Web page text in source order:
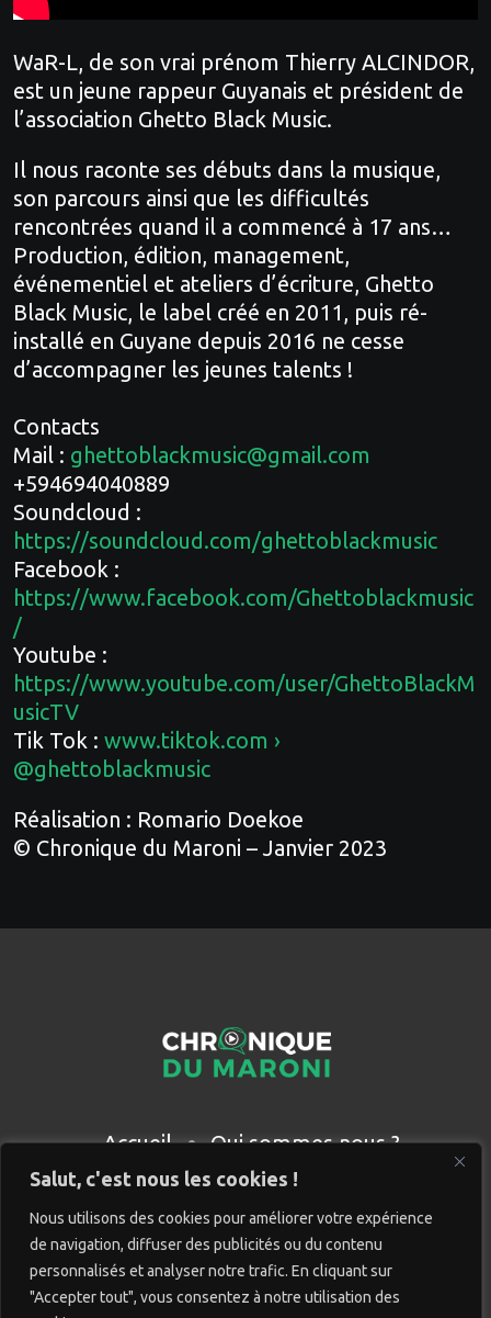
Salut, c'est nous les cookies !
Nous utilisons des cookies pour améliorer votre expérience
de navigation, diffuser des publicités ou du contenu
personnalisés et analyser notre trafic. En cliquant sur
"Accepter tout", vous consentez à notre utilisation des
WaR-L, de son vrai prénom Thierry ALCINDOR,
est un jeune rappeur Guyanais et président de
l’association Ghetto Black Music.
Il nous raconte ses débuts dans la musique,
son parcours ainsi que les difficultés
rencontrées quand il a commencé à 17 ans…
Production, édition, management,
événementiel et ateliers d’écriture, Ghetto
Black Music, le label créé en 2011, puis ré-
installé en Guyane depuis 2016 ne cesse
d’accompagner les jeunes talents !
Contacts
Mail : ghettoblackmusic@gmail.com
+594694040889
Soundcloud :
https://soundcloud.com/ghettoblackmusic
Facebook :
https://www.facebook.com/Ghettoblackmusic
/
Youtube :
https://www.youtube.com/user/GhettoBlackM
usicTV
Tik Tok : www.tiktok.com ›
@ghettoblackmusic
Réalisation : Romario Doekoe
© Chronique du Maroni – Janvier 2023
Accueil
Qui sommes nous ?
Partenaires
Contact